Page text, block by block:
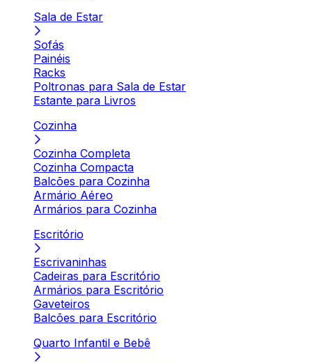
Sala de Estar
Sofás
Painéis
Racks
Poltronas para Sala de Estar
Estante para Livros
Cozinha
Cozinha Completa
Cozinha Compacta
Balcões para Cozinha
Armário Aéreo
Armários para Cozinha
Escritório
Escrivaninhas
Cadeiras para Escritório
Armários para Escritório
Gaveteiros
Balcões para Escritório
Quarto Infantil e Bebê